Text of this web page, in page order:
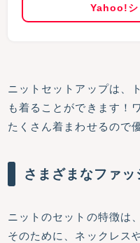
Yahoo!シ
ニットセットアップは、
も着ることができます！
たくさん着まわせるので
さまざまなファ
ニットのセットの特徴は
そのために、ネックレス